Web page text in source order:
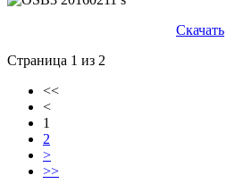
Скачать
Страница 1 из 2
<<
<
1
2
>
>>